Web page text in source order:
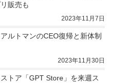
販売も
2023年11月7日
ルトマンのCEO復帰と新体制
2023年11月30日
トア「GPT Store」を来週ス